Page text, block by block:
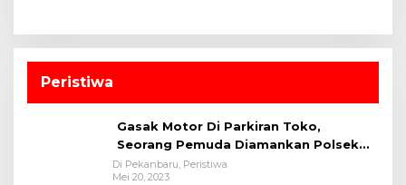
Peristiwa
Gasak Motor Di Parkiran Toko,
Seorang Pemuda Diamankan Polsek
Bukit Raya
Di Pekanbaru, Peristiwa
Mei 20, 2023